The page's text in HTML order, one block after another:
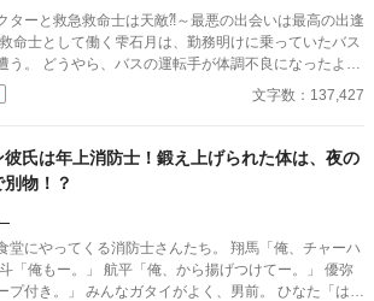
超高濃度イチャイチャ・ラブコメ、開幕！
ターと救急救命士は天敵⁈～最悪の出会いは最高の出逢
調不良になったよう
ボサ頭のマスク姿の男がAEDを持ってバスに乗り込ん
団子』と呼んだのだ。 医療従事者と思われるボサボサ
運転手の処置をして、月が文句を言う間もなく、救急
まった。 最悪の出会いをし、二度と会いた
クションです。 本来の仕事内容
描写があると思います。
文字数：137,427
彼氏は年上消防士！鍛え上げられた体は、夜の
物！？
やってくる消防士さんたち。 翔馬「俺、チャーハ
ガタイがよく、男前。 ひなた「はー